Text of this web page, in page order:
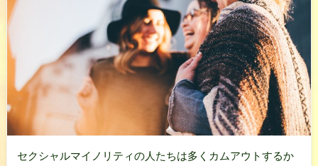
セクシャルマイノリティの人たちは多くカムアウトするか